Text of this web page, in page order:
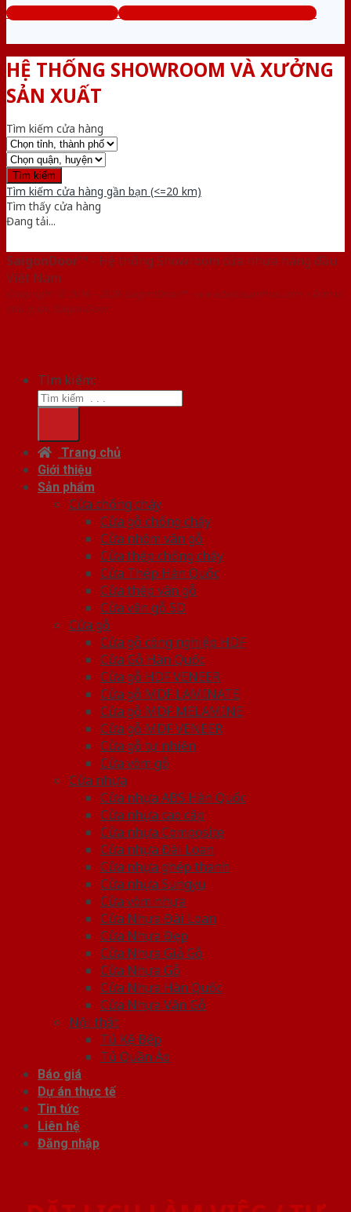
www.cuanhuago.com Tổng đài tư vấn miễn phí: 0824.400.400
HỆ THỐNG SHOWROOM VÀ XƯỞNG
SẢN XUẤT
Tìm kiếm cửa hàng
Tìm kiếm cửa hàng gần bạn (<=20 km)
Tìm thấy cửa hàng
Đang tải...
SaigonDoor™ - Hệ thống Showroom cửa nhựa hàng đầu
Việt Nam
Copyright ⓒ 2016 – 2026 SaigonDoor™ - www.bancuanhua.com | Đơn vị
chủ quản SaigonDoor
Tìm kiếm:
Trang chủ
Giới thiệu
Sản phẩm
Cửa chống cháy
Cửa gỗ chống cháy
Cửa nhôm vân gỗ
Cửa thép chống cháy
Cửa Thép Hàn Quốc
Cửa thép vân gỗ
Cửa vân gỗ 5D
Cửa gỗ
Cửa gỗ công nghiệp HDF
Cửa Gỗ Hàn Quốc
Cửa gỗ HDF VENEER
Cửa gỗ MDF LAMINATE
Cửa gỗ MDF MELAMINE
Cửa gỗ MDF VENEER
Cửa gỗ tự nhiên
Cửa vòm gỗ
Cửa nhựa
Cửa nhựa ABS Hàn Quốc
Cửa nhựa cao cấp
Cửa nhựa Composite
Cửa nhựa Đài Loan
Cửa nhựa ghép thanh
Cửa nhựa Sungyu
Cửa vòm nhựa
Cửa Nhựa Đài Loan
Cửa Nhựa Đẹp
Cửa Nhựa Giả Gỗ
Cửa Nhựa Gỗ
Cửa Nhựa Hàn Quốc
Cửa Nhựa Vân Gỗ
Nội thất
Tủ Kệ Bếp
Tủ Quần Áo
Báo giá
Dự án thực tế
Tin tức
Liên hệ
Đăng nhập